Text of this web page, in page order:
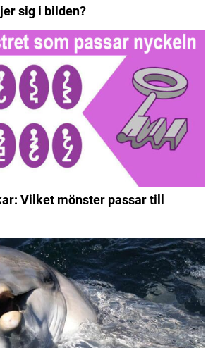
sig i bilden?
Vilket mönster passar till